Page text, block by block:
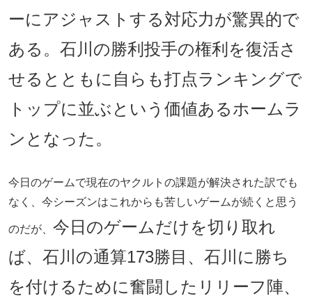
ーにアジャストする対応力が驚異的で
ある。石川の勝利投手の権利を復活さ
せるとともに自らも打点ランキングで
トップに並ぶという価値あるホームラ
ンとなった。
今日のゲームで現在のヤクルトの課題が解決された訳でも
なく、今シーズンはこれからも苦しいゲームが続くと思う
のだが、 今日のゲームだけを切り取れ
ば、石川の通算173勝目、石川に勝ち
を付けるために奮闘したリリーフ陣、